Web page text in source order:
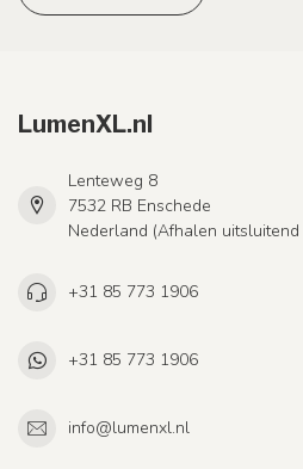
LumenXL.nl
Lenteweg 8
7532 RB Enschede
Nederland (Afhalen
+31 85 773 1906
+31 85 773 1906
info@lumenxl.nl